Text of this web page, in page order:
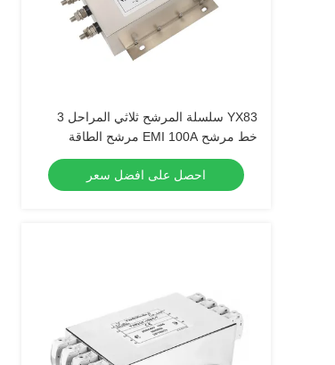
YX83 سلسلة المرشح ثلاثي المراحل 3
خط مرشح EMI 100A مرشح الطاقة
العالية
احصل على افضل سعر